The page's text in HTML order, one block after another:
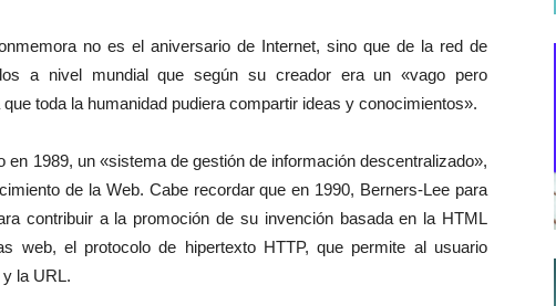
no es el aniversario de Internet, sino que de la red de
a nivel mundial que según su creador era un «vago pero
toda la humanidad pudiera compartir ideas y conocimientos».
en 1989, un «sistema de gestión de información descentralizado»,
de la Web. Cabe recordar que en 1990, Berners-Lee para
contribuir a la promoción de su invención basada en la HTML
web, el protocolo de hipertexto HTTP, que permite al usuario
la URL.